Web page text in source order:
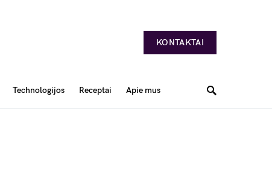
KONTAKTAI
Technologijos Receptai Apie mus